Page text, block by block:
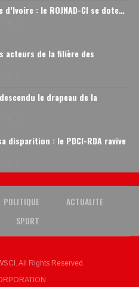
: le ROJNAD-CI se dote…
acteurs de la filière des
le drapeau de la
disparition : le PDCI-RDA ravive
POLITIQUE
ACTUALITE
SPORT
All Rights Reserved.